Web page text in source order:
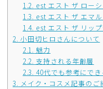
1.2. est エスト ザ ローシ
1.3. est エスト ザ エマル
1.4. est エスト ザ リッ
2. 小田切ヒロさんについて
2.1. 魅力
2.2. 支持される年齢層
2.3. 40代でも参考にでき
3. メイク・コスメ記事のご